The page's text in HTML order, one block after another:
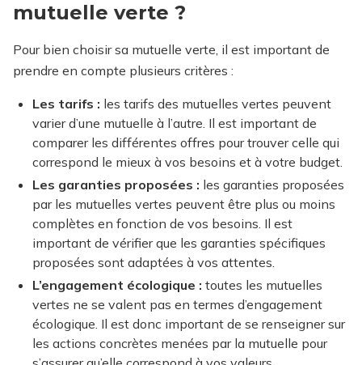
mutuelle verte ?
Pour bien choisir sa mutuelle verte, il est important de
prendre en compte plusieurs critères :
Les tarifs : les tarifs des mutuelles vertes peuvent
varier d’une mutuelle à l’autre. Il est important de
comparer les différentes offres pour trouver celle qui
correspond le mieux à vos besoins et à votre budget.
Les garanties proposées : les garanties proposées
par les mutuelles vertes peuvent être plus ou moins
complètes en fonction de vos besoins. Il est
important de vérifier que les garanties spécifiques
proposées sont adaptées à vos attentes.
L’engagement écologique : toutes les mutuelles
vertes ne se valent pas en termes d’engagement
écologique. Il est donc important de se renseigner sur
les actions concrètes menées par la mutuelle pour